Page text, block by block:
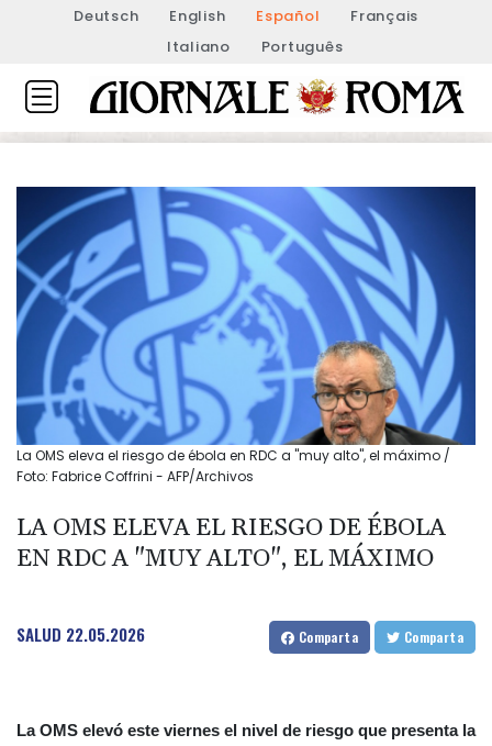
Deutsch English Español
Français
Italiano
Português
La OMS eleva el riesgo de ébola en RDC a "muy alto", el máximo /
Foto: Fabrice Coffrini - AFP/Archivos
LA OMS ELEVA EL RIESGO DE ÉBOLA
EN RDC A "MUY ALTO", EL MÁXIMO
SALUD 22.05.2026 Comparta Comparta
La OMS elevó este viernes el nivel de riesgo que presenta la